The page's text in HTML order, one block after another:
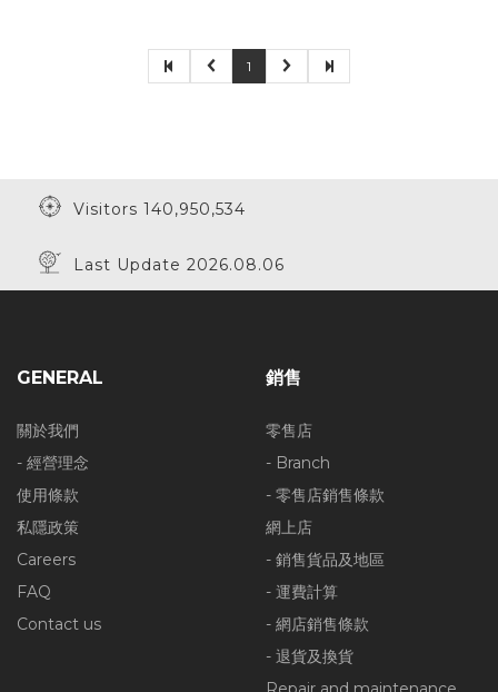
1
Visitors 140,950,534
Last Update 2026.08.06
GENERAL
關於我們
- 經營理念
使用條款
私隱政策
Careers
FAQ
Contact us
銷售
零售店
- Branch
- 零售店銷售條款
網上店
- 銷售貨品及地區
- 運費計算
- 網店銷售條款
- 退貨及換貨